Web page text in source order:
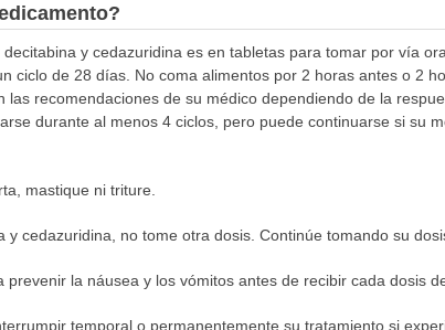
y cedazuridina es en tabletas para tomar por vía
ciclo de 28 días. No coma alimentos por 2 horas antes o 2
recomendaciones de su médico dependiendo de la
durante al menos 4 ciclos, pero puede continuarse si su
mastique ni triture.
y cedazuridina, no tome otra dosis. Continúe tomando su
la náusea y los vómitos antes de recibir cada dosis
temporal o permanentemente su tratamiento si